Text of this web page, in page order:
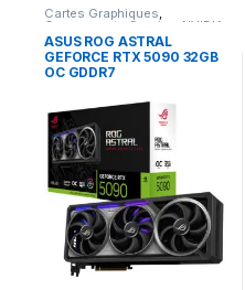
Cartes Graphiques,
Composants Gaming NVIDIA
ASUS ROG ASTRAL
GEFORCE RTX 5090 32GB
OC GDDR7